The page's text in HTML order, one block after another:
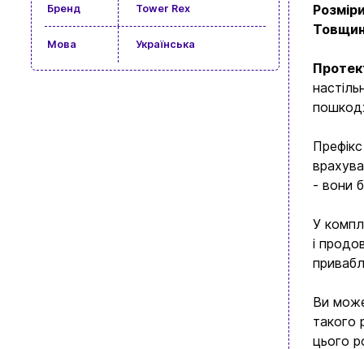
Бренд Tower Rex
Мова Українська
Розміри
- вони
У
і
Ви
такого
цього